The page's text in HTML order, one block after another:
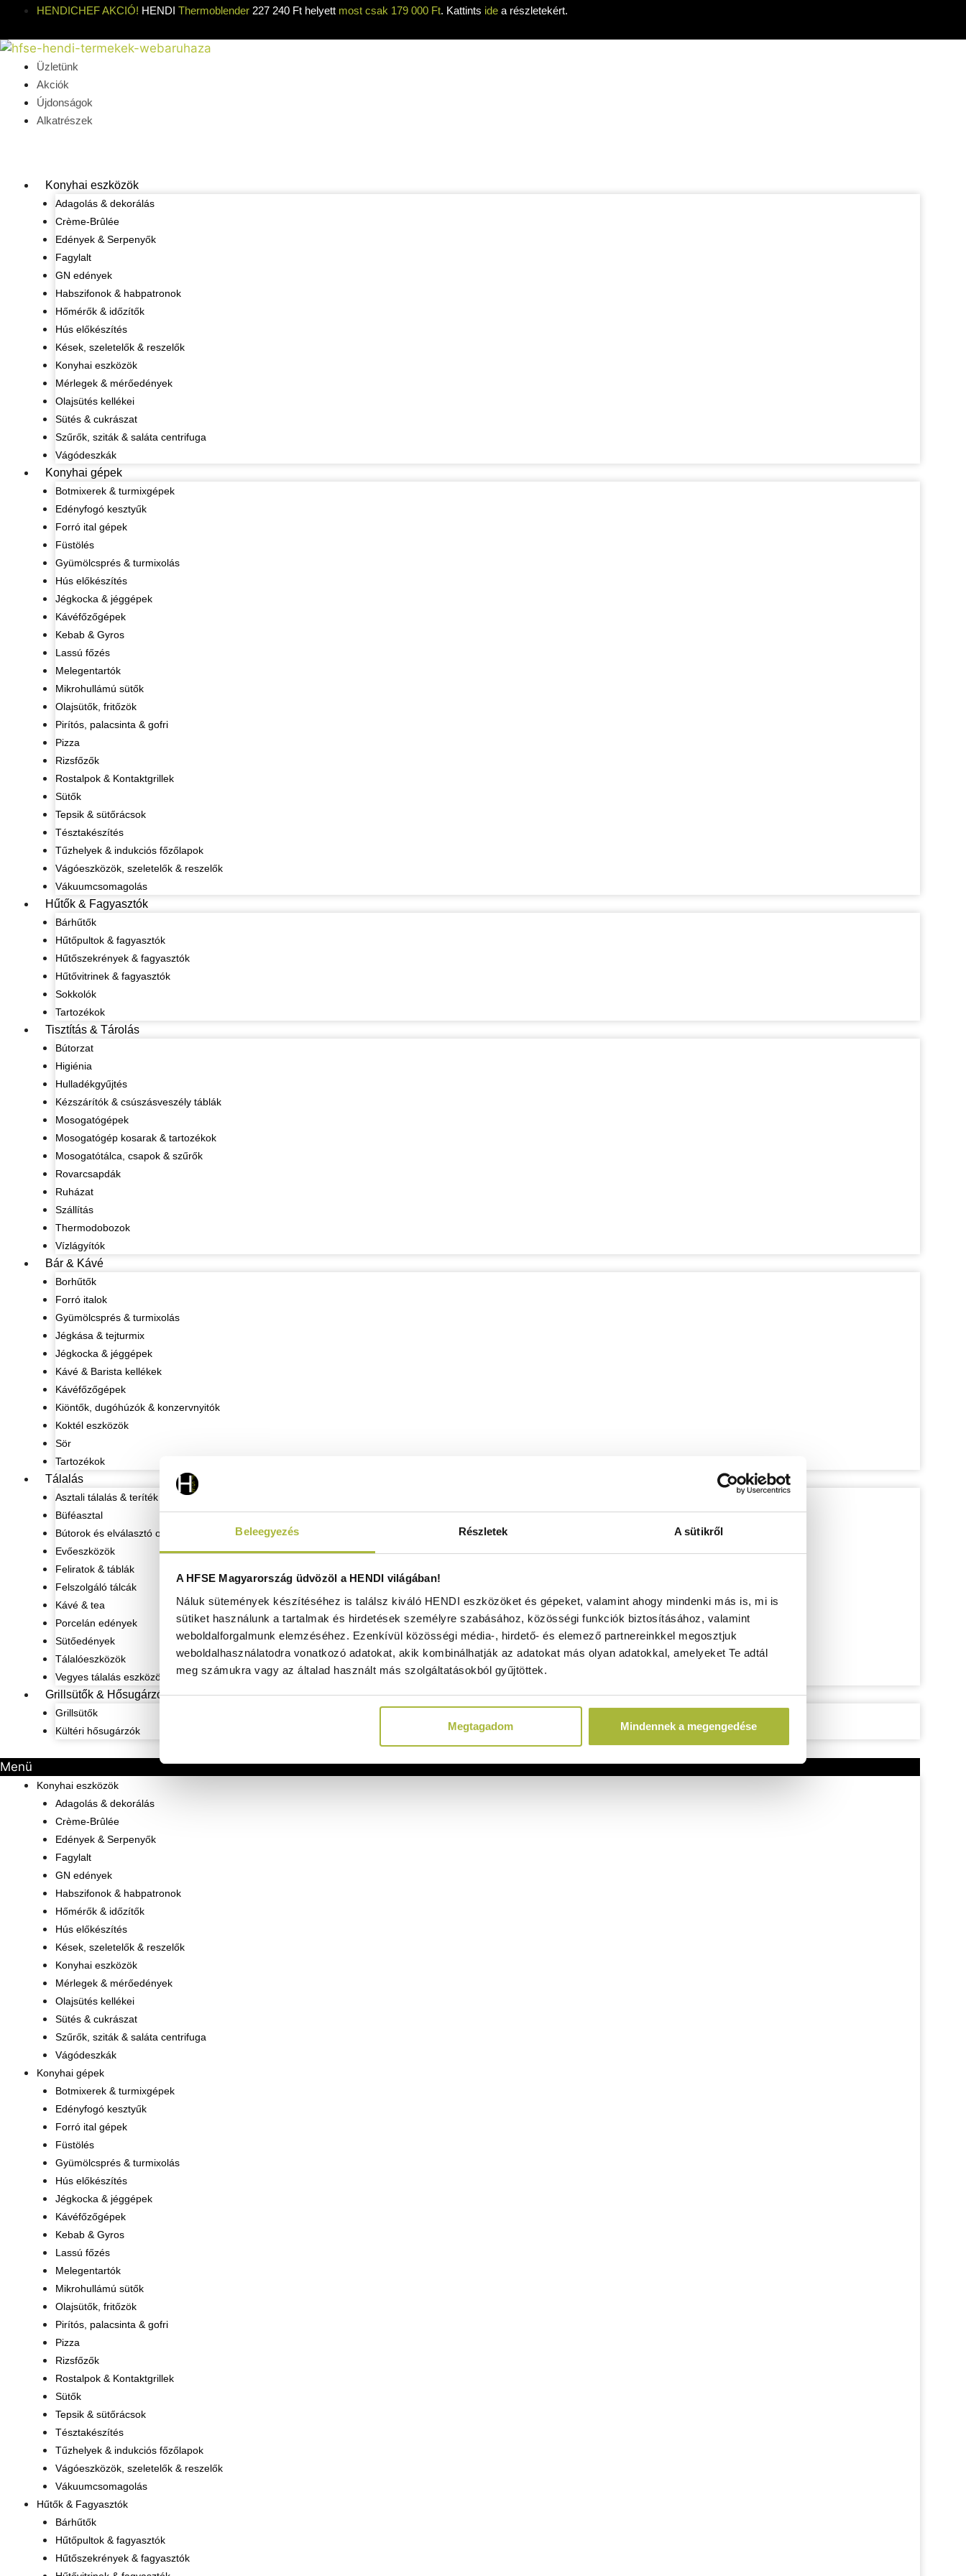
Beleegyezés Részletek A sütikről
A HFSE Magyarország üdvözöl a HENDI világában!
Náluk sütemények készítéséhez is találsz kiváló HENDI eszközöket és gépeket, valamint ahogy mindenki más is, mi is
sütiket használunk a tartalmak és hirdetések személyre szabásához, közösségi funkciók biztosításához, valamint
weboldalforgalmunk elemzéséhez. Ezenkívül közösségi média-, hirdető- és elemező partnereinkkel megosztjuk
weboldalhasználatodra vonatkozó adatokat, akik kombinálhatják az adatokat más olyan adatokkal, amelyeket Te adtál
meg számukra vagy az általad használt más szolgáltatásokból gyűjtöttek.
Megtagadom Mindennek a megengedése
Kilépés
tartalomba
HENDICHEF AKCIÓ! HENDI Thermoblender 227 240 Ft helyett most csak 179 000 Ft. Kattints ide a részletekért.
Üzletünk
Akciók
Újdonságok
Alkatrészek
Konyhai eszközök
Adagolás & dekorálás
Crème-Brûlée
Edények & Serpenyők
Fagylalt
GN edények
Habszifonok & habpatronok
Hőmérők & időzítők
Hús előkészítés
Kések, szeletelők & reszelők
Konyhai eszközök
Mérlegek & mérőedények
Olajsütés kellékei
Sütés & cukrászat
Szűrők, sziták & saláta centrifuga
Vágódeszkák
Konyhai gépek
Botmixerek & turmixgépek
Edényfogó kesztyűk
Forró ital gépek
Füstölés
Gyümölcsprés & turmixolás
Hús előkészítés
Jégkocka & jéggépek
Kávéfőzőgépek
Kebab & Gyros
Lassú főzés
Melegentartók
Mikrohullámú sütők
Olajsütők, fritőzök
Pirítós, palacsinta & gofri
Pizza
Rizsfőzők
Rostalpok & Kontaktgrillek
Sütők
Tepsik & sütőrácsok
Tésztakészítés
Tűzhelyek & indukciós főzőlapok
Vágóeszközök, szeletelők & reszelők
Vákuumcsomagolás
Hűtők & Fagyasztók
Bárhűtők
Hűtőpultok & fagyasztók
Hűtőszekrények & fagyasztók
Hűtővitrinek & fagyasztók
Sokkolók
Tartozékok
Tisztítás & Tárolás
Bútorzat
Higiénia
Hulladékgyűjtés
Kézszárítók & csúszásveszély táblák
Mosogatógépek
Mosogatógép kosarak & tartozékok
Mosogatótálca, csapok & szűrők
Rovarcsapdák
Ruházat
Szállítás
Thermodobozok
Vízlágyítók
Bár & Kávé
Borhűtők
Forró italok
Gyümölcsprés & turmixolás
Jégkása & tejturmix
Jégkocka & jéggépek
Kávé & Barista kellékek
Kávéfőzőgépek
Kiöntők, dugóhúzók & konzervnyitók
Koktél eszközök
Sör
Tartozékok
Tálalás
Asztali tálalás & teríték
Büféasztal
Bútorok és elválasztó oszlopok
Evőeszközök
Feliratok & táblák
Felszolgáló tálcák
Kávé & tea
Porcelán edények
Sütőedények
Tálalóeszközök
Vegyes tálalás eszközök
Grillsütők & Hősugárzók
Grillsütők
Kültéri hősugárzók
Menü
Konyhai eszközök
Adagolás & dekorálás
Crème-Brûlée
Edények & Serpenyők
Fagylalt
GN edények
Habszifonok & habpatronok
Hőmérők & időzítők
Hús előkészítés
Kések, szeletelők & reszelők
Konyhai eszközök
Mérlegek & mérőedények
Olajsütés kellékei
Sütés & cukrászat
Szűrők, sziták & saláta centrifuga
Vágódeszkák
Konyhai gépek
Botmixerek & turmixgépek
Edényfogó kesztyűk
Forró ital gépek
Füstölés
Gyümölcsprés & turmixolás
Hús előkészítés
Jégkocka & jéggépek
Kávéfőzőgépek
Kebab & Gyros
Lassú főzés
Melegentartók
Mikrohullámú sütők
Olajsütők, fritőzök
Pirítós, palacsinta & gofri
Pizza
Rizsfőzők
Rostalpok & Kontaktgrillek
Sütők
Tepsik & sütőrácsok
Tésztakészítés
Tűzhelyek & indukciós főzőlapok
Vágóeszközök, szeletelők & reszelők
Vákuumcsomagolás
Hűtők & Fagyasztók
Bárhűtők
Hűtőpultok & fagyasztók
Hűtőszekrények & fagyasztók